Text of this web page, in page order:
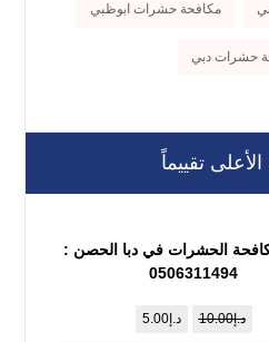
مكافحة حشرات ابوظبي
حشرات دبي
تقييماً
الحشرات في دبا الحصن :
0506311494
د.إ10.00 د.إ5.00